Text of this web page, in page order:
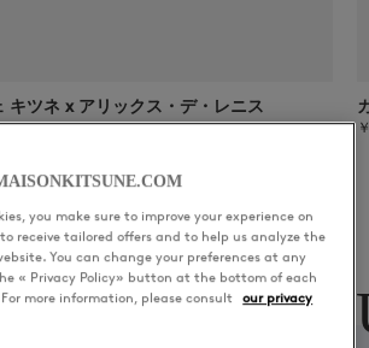
キツネ x アリックス・デ・レニス
KITSUNÉ COLLECTION
CAFÉ KITSUNÉ
CAFÉ
you make sure to improve your experience on
receive tailored offers and to help us analyze the
You can change your preferences at any
« Privacy Policy» button at the bottom of each
more information, please consult
our privacy